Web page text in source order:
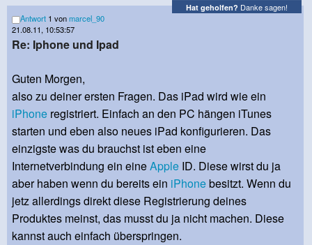
Hat geholfen? Danke sagen!
Antwort 1 vonmarcel_90
21.08.11, 10:53:57
Re: Iphone und Ipad
Guten Morgen,
also zu deiner ersten Fragen. Das iPad wird wie ein
iPhone registriert. Einfach an den PC hängen iTunes
starten und eben also neues iPad konfigurieren. Das
einzigste was du brauchst ist eben eine
Internetverbindung ein eineApple ID. Diese wirst du ja
aber haben wenn du bereits ein iPhonebesitzt. Wenn du
jetz allerdings direkt diese Registrierung deines
Produktes meinst, das musst du ja nicht machen. Diese
kannst auch einfach überspringen.